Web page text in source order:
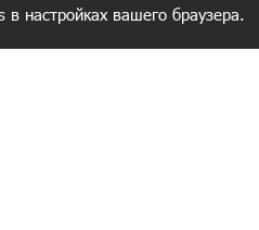
настройках вашего браузера.